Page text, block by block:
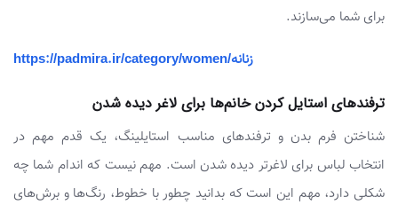
برای شما می‌سازند.
https://padmira.ir/category/women/زنانه
ترفندهای استایل کردن خانم‌ها برای لاغر دیده شدن
شناختن فرم بدن و ترفندهای مناسب استایلینگ، یک قدم مهم در
انتخاب لباس برای لاغرتر دیده شدن است. مهم نیست که اندام شما چه
شکلی دارد، مهم این است که بدانید چطور با خطوط، رنگ‌ها و برش‌های